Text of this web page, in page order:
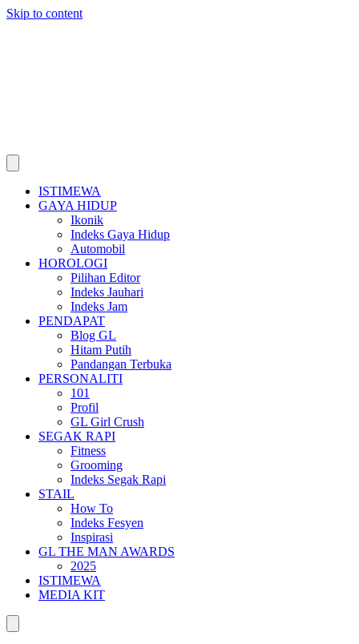
Skip to content
ISTIMEWA
GAYA HIDUP
Ikonik
Indeks Gaya Hidup
Automobil
HOROLOGI
Pilihan Editor
Indeks Jauhari
Indeks Jam
PENDAPAT
Blog GL
Hitam Putih
Pandangan Terbuka
PERSONALITI
101
Profil
GL Girl Crush
SEGAK RAPI
Fitness
Grooming
Indeks Segak Rapi
STAIL
How To
Indeks Fesyen
Inspirasi
GL THE MAN AWARDS
2025
ISTIMEWA
MEDIA KIT